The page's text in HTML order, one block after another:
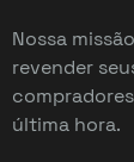
Nossa
revender
última hora.